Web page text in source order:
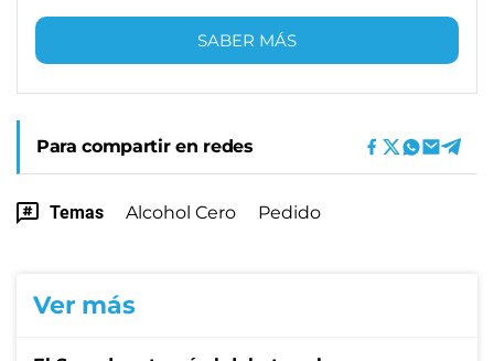
SABER MÁS
Para compartir en redes
Temas Alcohol Cero Pedido
Ver más